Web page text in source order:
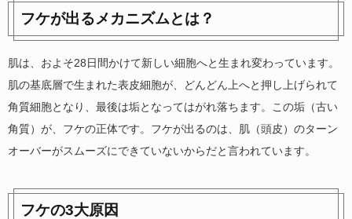
フケが出るメカニズムとは？
肌は、およそ28日間かけて新しい細胞へと生まれ変わっています。
肌の基底層で生まれた表皮細胞が、どんどん上へと押し上げられて
角質細胞となり、最後は垢となってはがれ落ちます。この垢（古い
角質）が、フケの正体です。フケが出るのは、肌（頭皮）のターン
オーバーがスムーズにできていないからだと言われています。
フケの3大原因